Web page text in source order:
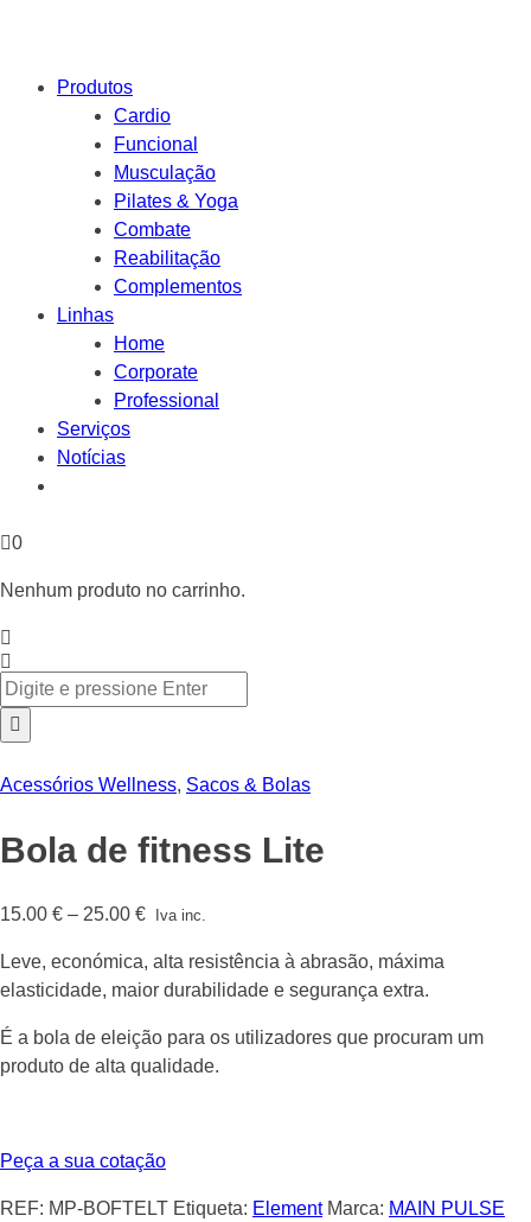
Produtos
Cardio
Funcional
Musculação
Pilates & Yoga
Combate
Reabilitação
Complementos
Linhas
Home
Corporate
Professional
Serviços
Notícias
0
Nenhum produto no carrinho.
Acessórios Wellness, Sacos & Bolas
Bola de fitness Lite
15.00 € – 25.00 €Price
15.00 €
through
25.00 €
Iva inc.
Leve, económica, alta resistência à abrasão, máxima
elasticidade, maior durabilidade e segurança extra.
É a bola de eleição para os utilizadores que procuram um
produto de alta qualidade.
Peça a sua cotação
REF: MP-BOFTELT Etiqueta: Element Marca: MAIN PULSE